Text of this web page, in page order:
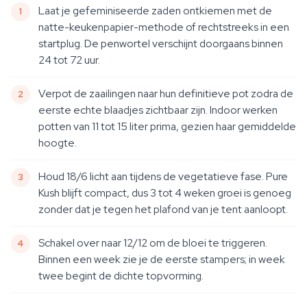
Laat je gefeminiseerde zaden ontkiemen met de
natte-keukenpapier-methode of rechtstreeks in een
startplug. De penwortel verschijnt doorgaans binnen
24 tot 72 uur.
Verpot de zaailingen naar hun definitieve pot zodra de
eerste echte blaadjes zichtbaar zijn. Indoor werken
potten van 11 tot 15 liter prima, gezien haar gemiddelde
hoogte.
Houd 18/6 licht aan tijdens de vegetatieve fase. Pure
Kush blijft compact, dus 3 tot 4 weken groei is genoeg
zonder dat je tegen het plafond van je tent aanloopt.
Schakel over naar 12/12 om de bloei te triggeren.
Binnen een week zie je de eerste stampers; in week
twee begint de dichte topvorming.